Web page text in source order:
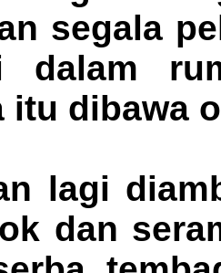
segala
dalam
itu dibawa
lagi
dan